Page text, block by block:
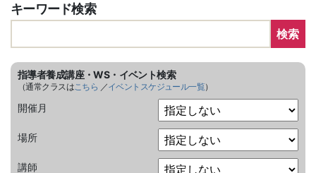
キーワード検索
検索
指導者養成講座・WS・イベント検索
（通常クラスはこちら ／イベントスケジュール一覧）
開催月
場所
講師